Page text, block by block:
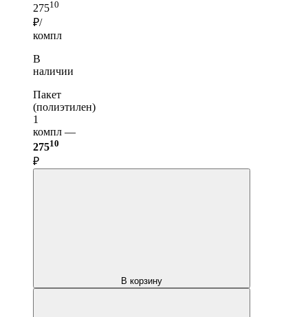
27510
₽/
компл
В
наличии
Пакет
(полиэтилен)
1
компл —
27510
₽
В корзину